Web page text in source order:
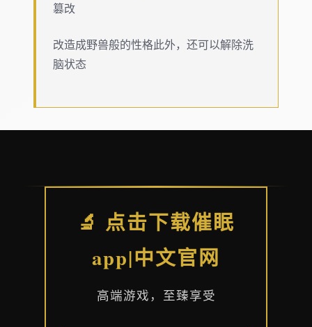
篡改
改造成野兽般的性格此外，还可以解除洗
脑状态
🔬 点击下载催眠
app|中文官网
高端游戏，至臻享受